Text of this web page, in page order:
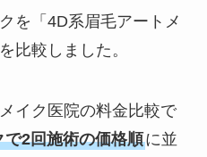
を「4D系眉毛アートメ
比較しました。
イク医院の料金比較で
2回施術の価格順に並